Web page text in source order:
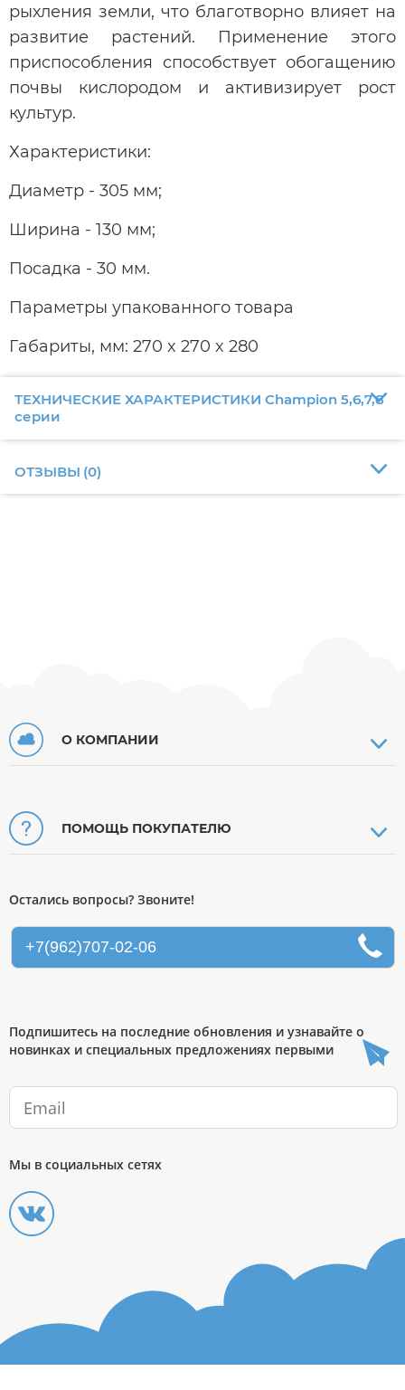
рыхления земли, что благотворно влияет на
развитие растений. Применение этого
приспособления способствует обогащению
почвы кислородом и активизирует рост
культур.
Характеристики:
Диаметр - 305 мм;
Ширина - 130 мм;
Посадка - 30 мм.
Параметры упакованного товара
Габариты, мм: 270 x 270 x 280
ТЕХНИЧЕСКИЕ ХАРАКТЕРИСТИКИ Champion 5,6,7,8
серии
ОТЗЫВЫ (0)
О КОМПАНИИ
ПОМОЩЬ ПОКУПАТЕЛЮ
Остались вопросы? Звоните!
+7(962)707-02-06
Подпишитесь на последние обновления и узнавайте о
новинках и специальных предложениях первыми
Мы в социальных сетях